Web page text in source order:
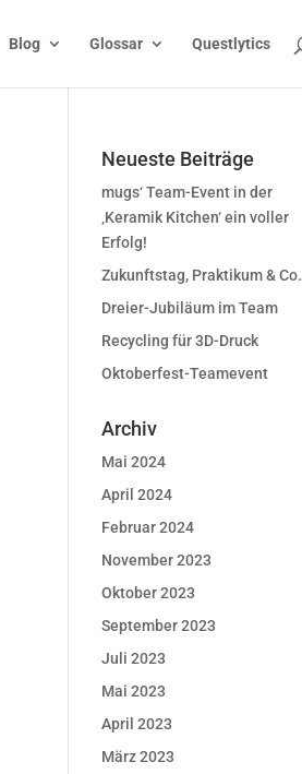
Blog Glossar Questlytics
Neueste Beiträge
mugs‘ Team-Event in der
‚Keramik Kitchen‘ ein voller
Erfolg!
Zukunftstag, Praktikum & Co.
Dreier-Jubiläum im Team
Recycling für 3D-Druck
Oktoberfest-Teamevent
Archiv
Mai 2024
April 2024
Februar 2024
November 2023
Oktober 2023
September 2023
Juli 2023
Mai 2023
April 2023
März 2023